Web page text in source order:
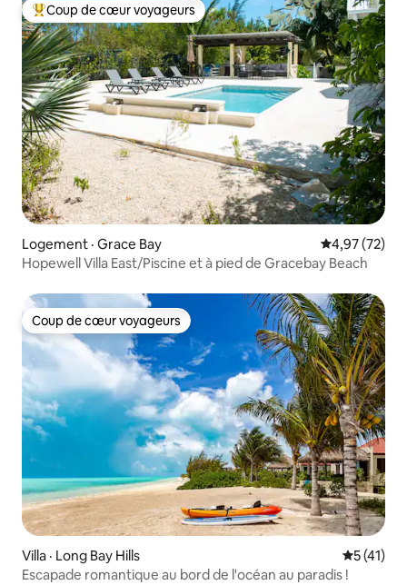
Coup de cœur voyageurs parmi les plus aimés
Coup de cœur voyageurs
Logement · Grace Bay Note
4,97 (72)
Hopewell Villa East/Piscine et à pied de Gracebay Beach
Coup de cœur voyageurs
Coup de cœur voyageurs
Villa · Long Bay Hills Note
5 (41)
Escapade romantique au bord de l'océan au paradis !